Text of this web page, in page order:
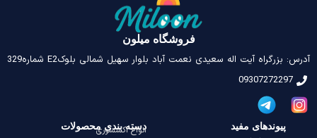
دسته بندی محصولات
انواع اکسسوری پیوندهای مفید
آدرس: بزرگراه آیت اله سعیدی نعمت آباد بلوار سهیل شمالی بلوکE2 شماره329
09307272297
فروشگاه میلون